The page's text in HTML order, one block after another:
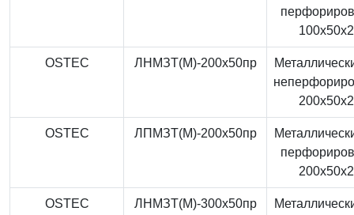
OSTEC ЛНМЗТ(М)-200x50пр
OSTEC ЛПМЗТ(М)-200x50пр
OSTEC ЛНМЗТ(М)-300x50пр